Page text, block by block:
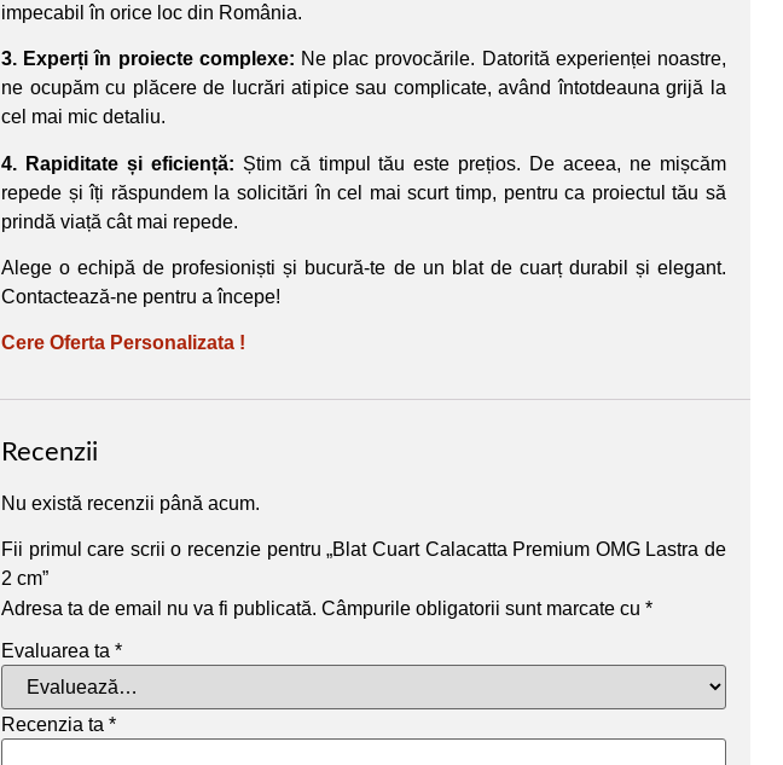
impecabil în orice loc din România.
3. Experți în proiecte complexe: Ne plac provocările. Datorită experienței noastre,
ne ocupăm cu plăcere de lucrări atipice sau complicate, având întotdeauna grijă la
cel mai mic detaliu.
4. Rapiditate și eficiență: Știm că timpul tău este prețios. De aceea, ne mișcăm
repede și îți răspundem la solicitări în cel mai scurt timp, pentru ca proiectul tău să
prindă viață cât mai repede.
Alege o echipă de profesioniști și bucură-te de un blat de cuarț durabil și elegant.
Contactează-ne pentru a începe!
Cere Oferta Personalizata !
Recenzii
Nu există recenzii până acum.
Fii primul care scrii o recenzie pentru „Blat Cuart Calacatta Premium OMG Lastra de
2 cm”
Adresa ta de email nu va fi publicată. Câmpurile obligatorii sunt marcate cu *
Evaluarea ta *
Recenzia ta *